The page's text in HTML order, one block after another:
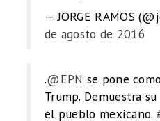
— JORGE RAMOS
de agosto de 2016
.@EPN se pone
Trump. Demuestra
el pueblo mexicano.